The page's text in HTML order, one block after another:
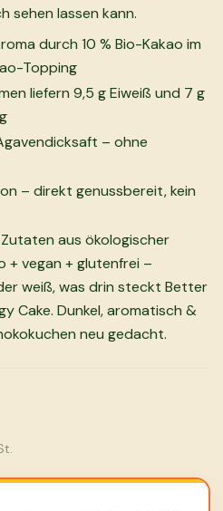
sehen lassen kann.
durch 10 % Bio-Kakao im
Topping
liefern 9,5 g Eiweiß und 7 g
– ohne
– direkt genussbereit, kein
aus ökologischer
+ vegan + glutenfrei –
weiß, was drin steckt Better
Cake. Dunkel, aromatisch &
neu gedacht.